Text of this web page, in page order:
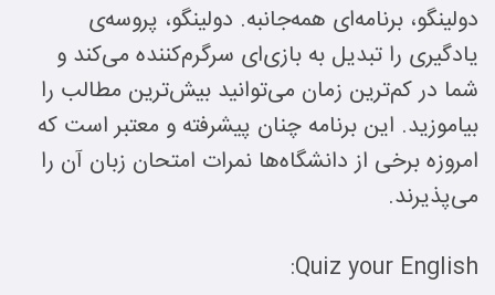
دولینگو، برنامه‌ای همه‌جانبه. دولینگو، پروسه‌ی
یادگیری را تبدیل به بازی‌ای سرگرم‌کننده می‌کند و
شما در کم‌ترین زمان می‌توانید بیش‌ترین مطالب را
بیاموزید. این برنامه چنان پیشرفته و معتبر است که
امروزه برخی از دانشگاه‌ها نمرات امتحان زبان آن را
می‌پذیرند.
Quiz your English: